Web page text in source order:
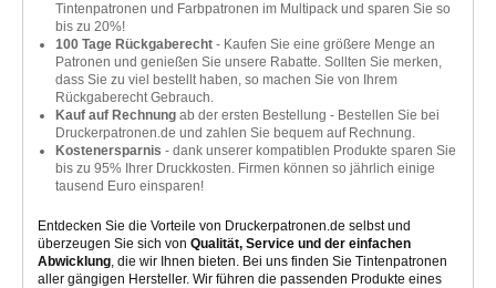
Tintenpatronen und Farbpatronen im Multipack und sparen Sie so
bis zu 20%!
100 Tage Rückgaberecht - Kaufen Sie eine größere Menge an
Patronen und genießen Sie unsere Rabatte. Sollten Sie merken,
dass Sie zu viel bestellt haben, so machen Sie von Ihrem
Rückgaberecht Gebrauch.
Kauf auf Rechnung ab der ersten Bestellung - Bestellen Sie bei
Druckerpatronen.de und zahlen Sie bequem auf Rechnung.
Kostenersparnis - dank unserer kompatiblen Produkte sparen Sie
bis zu 95% Ihrer Druckkosten. Firmen können so jährlich einige
tausend Euro einsparen!
Entdecken Sie die Vorteile von Druckerpatronen.de selbst und
überzeugen Sie sich von Qualität, Service und der einfachen
Abwicklung, die wir Ihnen bieten. Bei uns finden Sie Tintenpatronen
aller gängigen Hersteller. Wir führen die passenden Produkte eines